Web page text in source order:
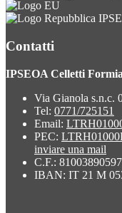
Contatti
IPSEOA Celletti Formia
Via Gianola s.n.c.
Tel: 0771/725151
Email:
PEC:
inviare una mail
C.F.: 81003890597
IBAN: IT 21 M